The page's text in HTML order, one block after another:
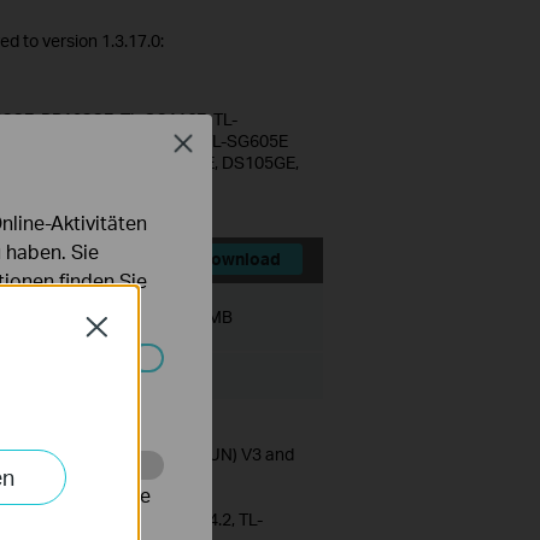
to version 1.3.17.0:
RP108GE, TL-SG116E, TL-
TL-SG1428PE, TL-SG605E
DS1016GE, DS1024GE, DS105GE,
Download
Dateigröße: 48.63 MB
V4/V4.2, TL-SG1210MPE(UN) V3 and
V1/V2/V3.2/V3.26/V4/V4.2, TL-
Close
Aktivitäten
Sie
finden Sie
nicht
um die
Close